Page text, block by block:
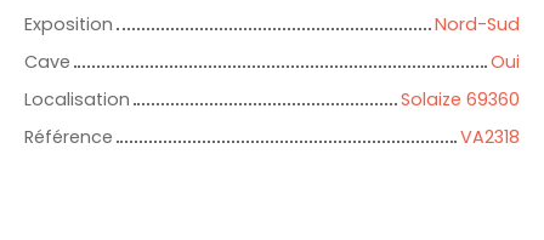
Exposition
Nord-Sud
Cave
Oui
Localisation
Solaize 69360
Référence
VA2318